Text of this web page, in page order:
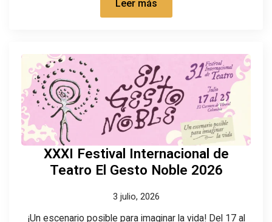
Leer más
XXXI Festival Internacional de
Teatro El Gesto Noble 2026
3 julio, 2026
¡Un escenario posible para imaginar la vida! Del 17 al